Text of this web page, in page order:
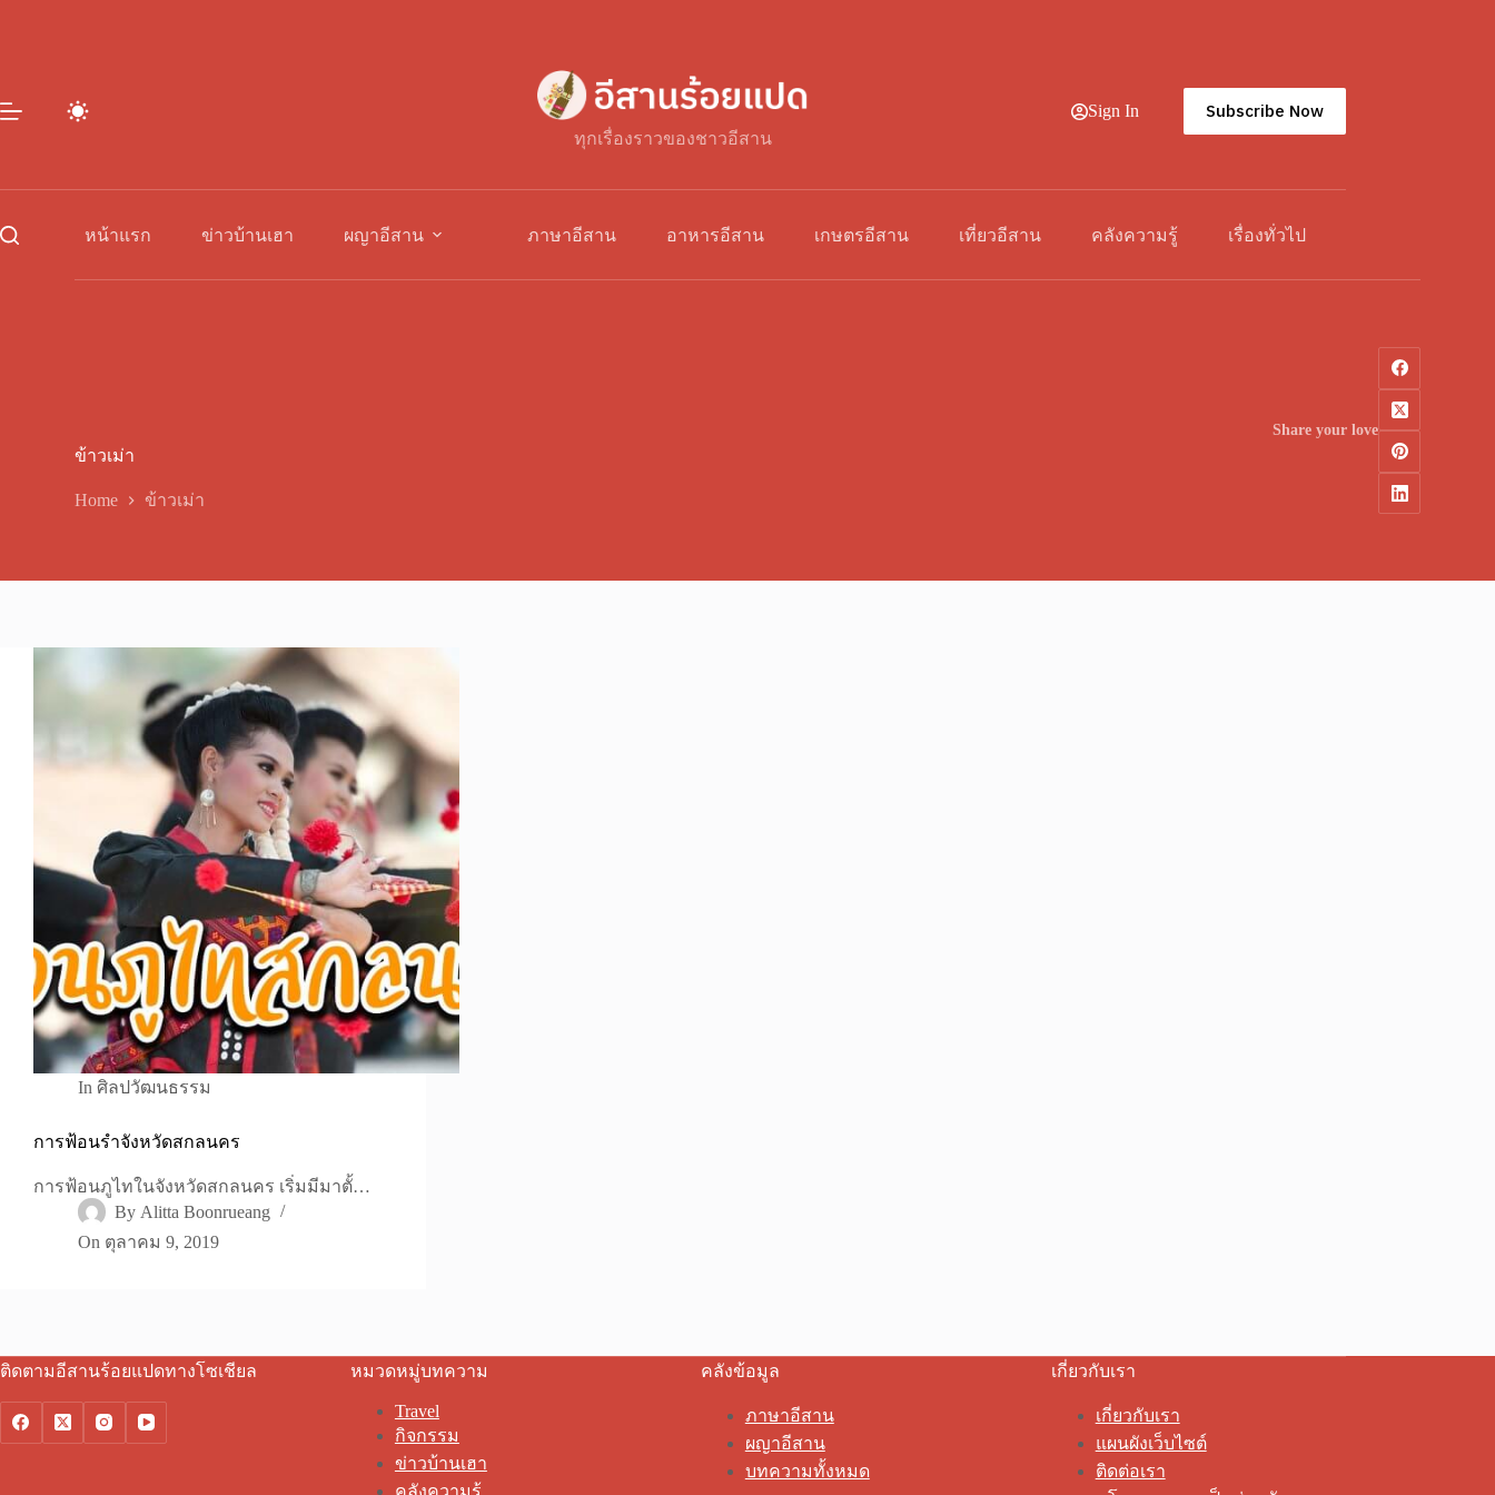
ทุกเรื่องราวของชาวอีสาน
Sign In Subscribe Now
หน้าแรก ข่าวบ้านเฮา ผญาอีสาน ภาษาอีสาน อาหารอีสาน เกษตรอีสาน เที่ยวอีสาน คลังความรู้ เรื่องทั่วไป
ข้าวเม่า
Home ข้าวเม่า
Share your love
In ศิลปวัฒนธรรม
การฟ้อนรำจังหวัดสกลนคร
การฟ้อนภูไทในจังหวัดสกลนคร เริ่มมีมาตั้…
By Alitta Boonrueang
On ตุลาคม 9, 2019
ติดตามอีสานร้อยแปดทางโซเชียล หมวดหมู่บทความ
Travel
กิจกรรม
ข่าวบ้านเฮา
คลังข้อมูล
ภาษาอีสาน
ผญาอีสาน
บทความทั้งหมด
เกี่ยวกับเรา
เกี่ยวกับเรา
แผนผังเว็บไซต์
ติดต่อเรา